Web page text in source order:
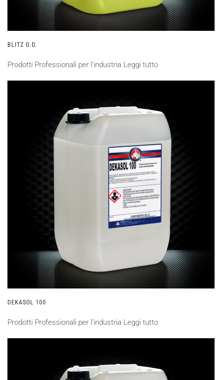
BLITZ G.D.
Prodotti Professionali per l'industria Leggi tutto
DEKASOL 100
Prodotti Professionali per l'industria Leggi tutto